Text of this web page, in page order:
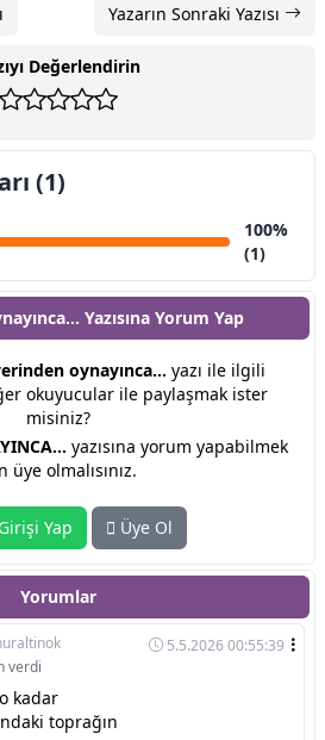
Yazarın Sonraki Yazısı
Değerlendirin
(1)
100%
(1)
Yazısına Yorum Yap
oynayınca… yazı ile ilgili
okuyucular ile paylaşmak ister
misiniz?
yazısına yorum yapabilmek
üye olmalısınız.
Yap Üye Ol
Yorumlar
5.5.2026 00:55:39
verdi
kadar
toprağın